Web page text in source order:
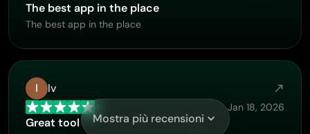
The best app in the place
The best app in the place
I Iv
Jan 18, 2026
Great tool Mostra più recensioni